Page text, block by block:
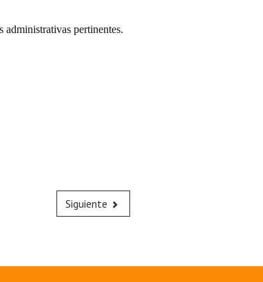
administrativas pertinentes.
Siguiente